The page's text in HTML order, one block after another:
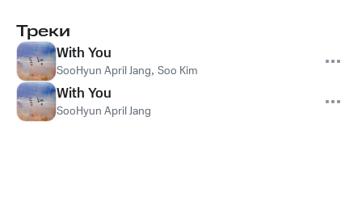
Треки
With You
SooHyun April Jang, Soo Kim
With You
SooHyun April Jang